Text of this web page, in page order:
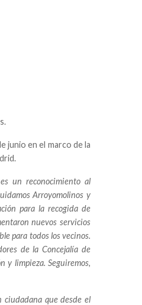
junio en el marco de la
un reconocimiento al
Arroyomolinos y
para la recogida de
nuevos servicios
para todos los vecinos.
de la Concejalía de
y limpieza. Seguiremos,
ciudadana que desde el